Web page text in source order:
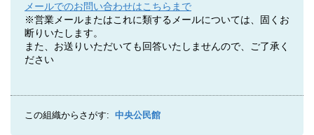
メールでのお問い合わせはこちらまで
※営業メールまたはこれに類するメールについては、固くお
断りいたします。
また、お送りいただいても回答いたしませんので、ご了承く
ださい
この組織からさがす: 中央公民館